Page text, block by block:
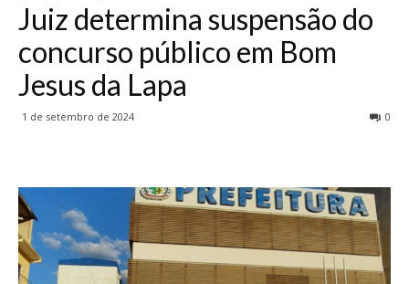
Juiz determina suspensão do
concurso público em Bom
Jesus da Lapa
1 de setembro de 2024 0